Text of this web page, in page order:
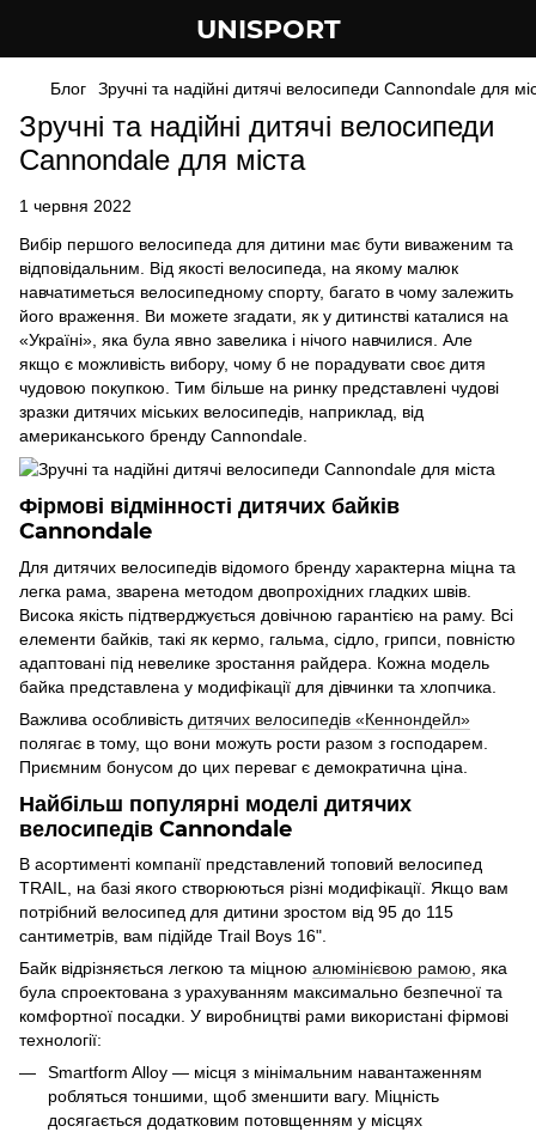
UNISPORT
Блог Зручні та надійні дитячі велосипеди Cannondale для
Зручні та надійні дитячі велосипеди
Cannondale для міста
1 червня 2022
Вибір першого велосипеда для дитини має бути виваженим та
відповідальним. Від якості велосипеда, на якому малюк
навчатиметься велосипедному спорту, багато в чому залежить
його враження. Ви можете згадати, як у дитинстві каталися на
«Україні», яка була явно завелика і нічого навчилися. Але
якщо є можливість вибору, чому б не порадувати своє дитя
чудовою покупкою. Тим більше на ринку представлені чудові
зразки дитячих міських велосипедів, наприклад, від
американського бренду Cannondale.
Фірмові відмінності дитячих байків
Cannondale
Для дитячих велосипедів відомого бренду характерна міцна та
легка рама, зварена методом двопрохідних гладких швів.
Висока якість підтверджується довічною гарантією на раму. Всі
елементи байків, такі як кермо, гальма, сідло, грипси, повністю
адаптовані під невелике зростання райдера. Кожна модель
байка представлена у модифікації для дівчинки та хлопчика.
Важлива особливість дитячих велосипедів «Кеннондейл»
полягає в тому, що вони можуть рости разом з господарем.
Приємним бонусом до цих переваг є демократична ціна.
Найбільш популярні моделі дитячих
велосипедів Cannondale
В асортименті компанії представлений топовий велосипед
TRAIL, на базі якого створюються різні модифікації. Якщо вам
потрібний велосипед для дитини зростом від 95 до 115
сантиметрів, вам підійде Trail Boys 16".
Байк відрізняється легкою та міцною алюмінієвою рамою, яка
була спроектована з урахуванням максимально безпечної та
комфортної посадки. У виробництві рами використані фірмові
технології:
Smartform Alloy — місця з мінімальним навантаженням
робляться тоншими, щоб зменшити вагу. Міцність
досягається додатковим потовщенням у місцях